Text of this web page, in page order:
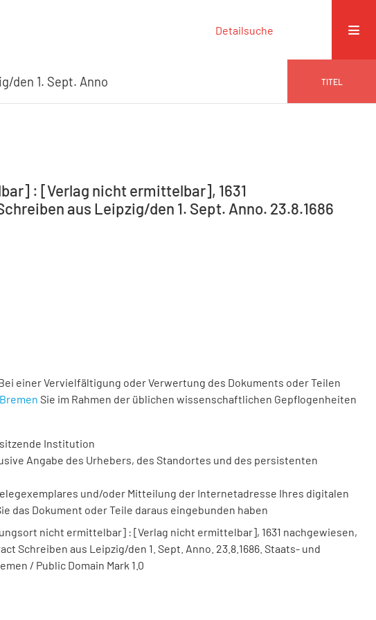
Detailsuche
den 1. Sept. Anno TITEL
: [Verlag nicht ermittelbar], 1631
aus Leipzig/den 1. Sept. Anno. 23.8.1686
einer Vervielfältigung oder Verwertung des Dokuments oder Teilen
Sie im Rahmen der üblichen wissenschaftlichen Gepflogenheiten
Institution
Angabe des Urhebers, des Standortes und des persistenten
und/oder Mitteilung der Internetadresse Ihres digitalen
das Dokument oder Teile daraus eingebunden haben
nicht ermittelbar] : [Verlag nicht ermittelbar], 1631 nachgewiesen,
Schreiben aus Leipzig/den 1. Sept. Anno. 23.8.1686. Staats- und
/ Public Domain Mark 1.0